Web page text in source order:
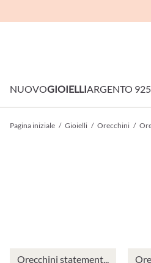
NUOVOGIOIELLIARGENTO 925
Pagina iniziale / Gioielli / Orecchini /
Orecchini statement...